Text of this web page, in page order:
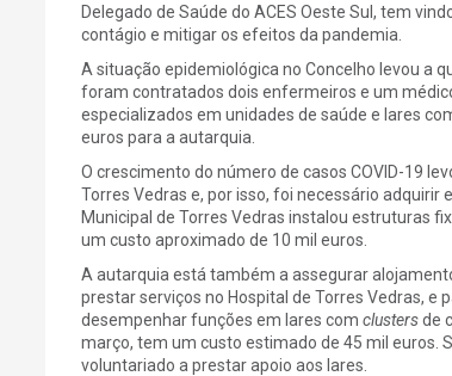
Delegado de Saúde do ACES Oeste Sul, tem
contágio e mitigar os efeitos da pandemia.
A situação epidemiológica no Concelho levou a
foram contratados dois enfermeiros e um
especializados em unidades de saúde e lares
euros para a autarquia.
O crescimento do número de casos COVID-19
Torres Vedras e, por isso, foi necessário adquirir
Municipal de Torres Vedras instalou estruturas
um custo aproximado de 10 mil euros.
A autarquia está também a assegurar
prestar serviços no Hospital de Torres Vedras, e
desempenhar funções em lares com clustersde
março, tem um custo estimado de 45 mil euros.
voluntariado a prestar apoio aos lares.